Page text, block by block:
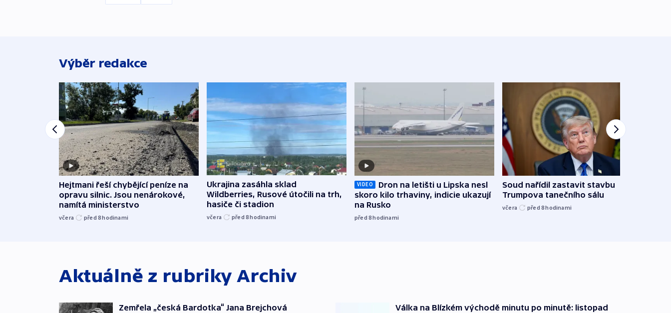
Výběr redakce
Hejtmani řeší chybějící peníze na
opravu silnic. Jsou nenárokové,
namítá ministerstvo
včera před 8hodinami
Ukrajina zasáhla sklad
Wildberries, Rusové útočili na trh,
hasiče či stadion
včera před 8hodinami
VIDEO
Dron na letišti u Lipska nesl
skoro kilo trhaviny, indicie ukazují
na Rusko
před 8hodinami
Soud nařídil zastavit stavbu
Trumpova tanečního sálu
včera před 8hodinami
Aktuálně z rubriky Archiv
Zemřela „česká Bardotka“ Jana Brejchová
Válka na Blízkém východě minutu po minutě: listopad